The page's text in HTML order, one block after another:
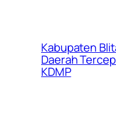
Kabupaten
Daerah
KDMP